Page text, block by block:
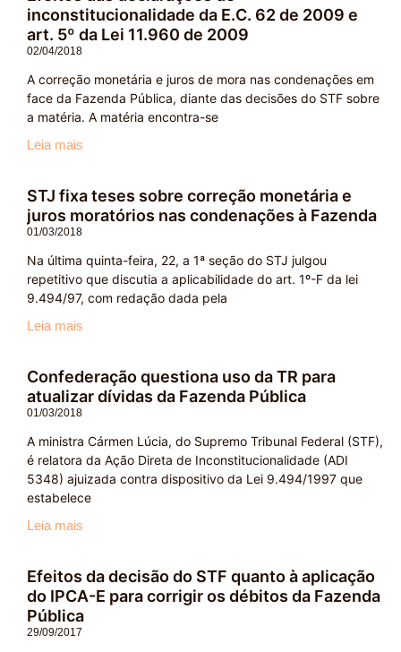
inconstitucionalidade da E.C. 62 de 2009 e
art. 5º da Lei 11.960 de 2009
02/04/2018
A correção monetária e juros de mora nas condenações em
face da Fazenda Pública, diante das decisões do STF sobre
a matéria. A matéria encontra-se
Leia mais
STJ fixa teses sobre correção monetária e
juros moratórios nas condenações à Fazenda
01/03/2018
Na última quinta-feira, 22, a 1ª seção do STJ julgou
repetitivo que discutia a aplicabilidade do art. 1º-F da lei
9.494/97, com redação dada pela
Leia mais
Confederação questiona uso da TR para
atualizar dívidas da Fazenda Pública
01/03/2018
A ministra Cármen Lúcia, do Supremo Tribunal Federal (STF),
é relatora da Ação Direta de Inconstitucionalidade (ADI
5348) ajuizada contra dispositivo da Lei 9.494/1997 que
estabelece
Leia mais
Efeitos da decisão do STF quanto à aplicação
do IPCA-E para corrigir os débitos da Fazenda
Pública
29/09/2017